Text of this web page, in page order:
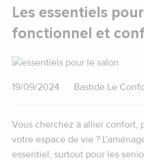
Les essentiels
fonctionnel et
19/09/2024 Bastide Le
Vous cherchez à allier confort,
votre espace de vie ?
essentiel, surtout pour les